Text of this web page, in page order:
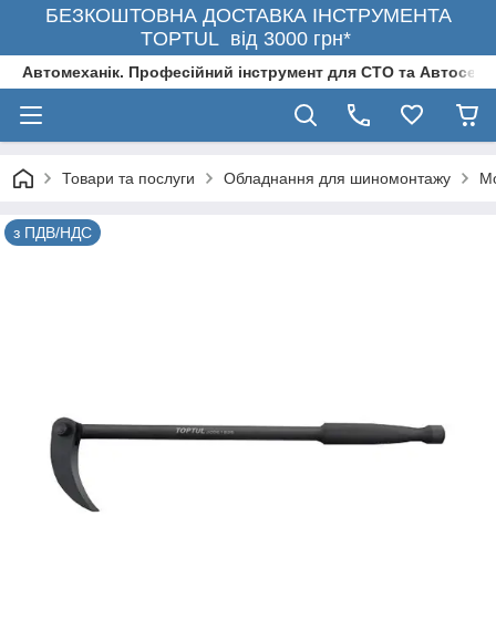
БЕЗКОШТОВНА ДОСТАВКА ІНСТРУМЕНТА
TOPTUL від 3000 грн*
Автомеханік. Професійний інструмент для СТО та
Товари та послуги Обладнання для шиномонтажу
з ПДВ/НДС